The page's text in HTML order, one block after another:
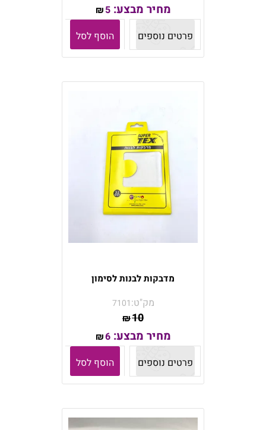
מחיר מבצע: ₪5
פרטים נוספים
הוסף לסל
מדבקות לבנות לסימון
מק"ט:7101
₪10
מחיר מבצע: ₪6
פרטים נוספים
הוסף לסל